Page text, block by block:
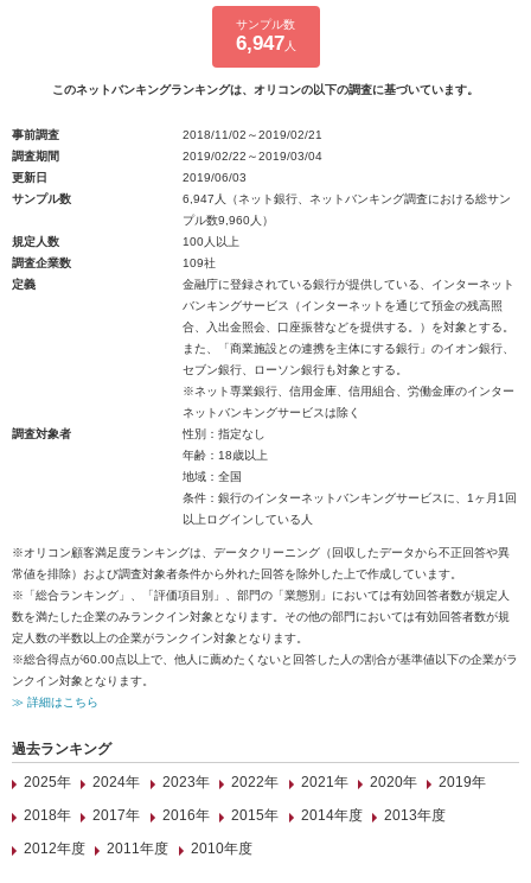
サンプル数
6,947 人
このネットバンキングランキングは、オリコンの以下の調査に基づいています。
事前調査
2018/11/02～2019/02/21
調査期間
2019/02/22～2019/03/04
更新日
2019/06/03
サンプル数
6,947人（ネット銀行、ネットバンキング調査における総サン
プル数9,960人）
規定人数
100人以上
調査企業数
109社
定義
金融庁に登録されている銀行が提供している、インターネット
バンキングサービス（インターネットを通じて預金の残高照
合、入出金照会、口座振替などを提供する。）を対象とする。
また、「商業施設との連携を主体にする銀行」のイオン銀行、
セブン銀行、ローソン銀行も対象とする。
※ネット専業銀行、信用金庫、信用組合、労働金庫のインター
ネットバンキングサービスは除く
調査対象者
性別：指定なし
年齢：18歳以上
地域：全国
条件：銀行のインターネットバンキングサービスに、1ヶ月1回
以上ログインしている人
※オリコン顧客満足度ランキングは、データクリーニング（回収したデータから不正回答や異
常値を排除）および調査対象者条件から外れた回答を除外した上で作成しています。
※「総合ランキング」、「評価項目別」、部門の「業態別」においては有効回答者数が規定人
数を満たした企業のみランクイン対象となります。その他の部門においては有効回答者数が規
定人数の半数以上の企業がランクイン対象となります。
※総合得点が60.00点以上で、他人に薦めたくないと回答した人の割合が基準値以下の企業がラ
ンクイン対象となります。
≫ 詳細はこちら
過去ランキング
2025年
2024年 2023年 2022年 2021年 2020年
2019年
2018年
2017年 2016年 2015年 2014年度
2013年度
2012年度
2011年度 2010年度